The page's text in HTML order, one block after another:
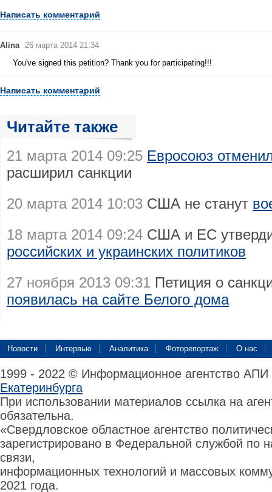
Написать комментарий
Alina 26 марта 2014 21:34
You've signed this petition? Thank you for participating!!!
Написать комментарий
Читайте также
21 марта 2014 09:25 Евросоюз
расширил санкции
20 марта 2014 10:03 США не станут
18 марта 2014 09:24 США и ЕС
российских и украинских политиков
27 ноября 2013 09:31 Петиция о
появилась на сайте Белого дома
Новости Интервью Аналитика Фоторепортаж О нас
1999 - 2022 © Информационное агентство
Екатеринбурга
При использовании материалов ссылка на
обязательна.
«Свердловское областное агентство
зарегистрировано в Федеральной службой по
связи,
информационных технологий и массовых
2021 года.